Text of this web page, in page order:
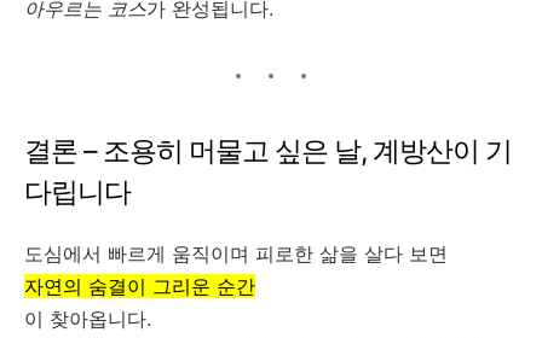
아우르는 코스가 완성됩니다.
결론 – 조용히 머물고 싶은 날, 계방산이 기
다립니다
도심에서 빠르게 움직이며 피로한 삶을 살다 보면
자연의 숨결이 그리운 순간
이 찾아옵니다.